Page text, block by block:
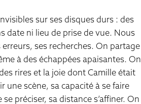
sur ses disques durs : des
date ni lieu de prise de vue. Nous
ses recherches. On partage
à des échappées apaisantes. On
rires et la joie dont Camille était
une scène, sa capacité à se faire
préciser, sa distance s’affiner. On